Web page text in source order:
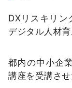
DXリスキリン
デジタル人材
都内の中小企
講座を受講さ